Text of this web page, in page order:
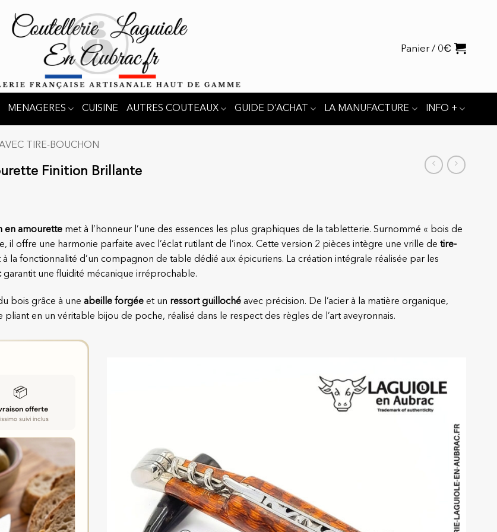
Panier / 0€
MENAGERES CUISINE AUTRES COUTEAUX GUIDE D’ACHAT LA MANUFACTURE INFO +
TIRE-BOUCHON
Finition Brillante
en amourette met à l’honneur l’une des essences les plus graphiques de la tabletterie. Surnommé « bois de
offre une harmonie parfaite avec l’éclat rutilant de l’inox. Cette version 2 pièces intègre une vrille de tire-
à la fonctionnalité d’un compagnon de table dédié aux épicuriens. La création intégrale réalisée par les
garantit une fluidité mécanique irréprochable.
bois grâce à une abeille forgée et un ressort guilloché avec précision. De l’acier à la matière organique,
en un véritable bijou de poche, réalisé dans le respect des règles de l’art aveyronnais.
📦
offerte
suivi inclus